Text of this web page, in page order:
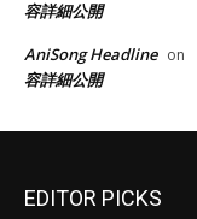
容詳細公開
AniSong Headline on
容詳細公開
EDITOR PICKS